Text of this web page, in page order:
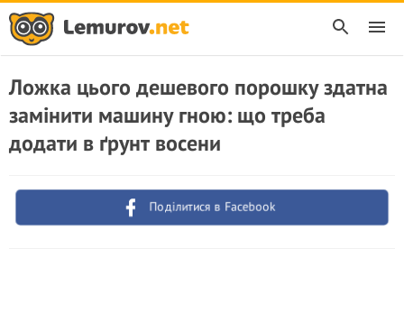
Ложка цього дешевого порошку здатна
замінити машину гною: що треба
додати в ґрунт восени
Поділитися в Facebook